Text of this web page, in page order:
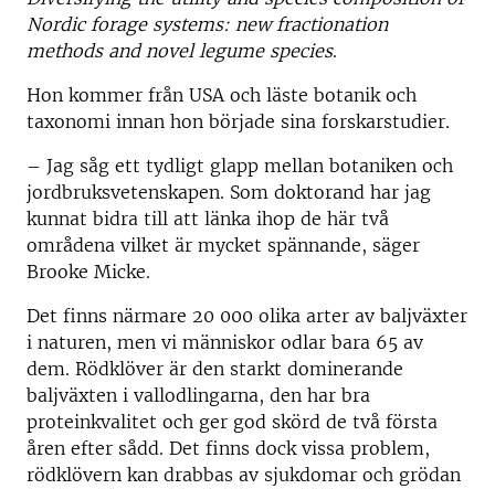
Nordic forage systems: new fractionation
methods and novel legume species.
Hon kommer från USA och läste botanik och
taxonomi innan hon började sina forskarstudier.
– Jag såg ett tydligt glapp mellan botaniken och
jordbruksvetenskapen. Som doktorand har jag
kunnat bidra till att länka ihop de här två
områdena vilket är mycket spännande, säger
Brooke Micke.
Det finns närmare 20 000 olika arter av baljväxter
i naturen, men vi människor odlar bara 65 av
dem. Rödklöver är den starkt dominerande
baljväxten i vallodlingarna, den har bra
proteinkvalitet och ger god skörd de två första
åren efter sådd. Det finns dock vissa problem,
rödklövern kan drabbas av sjukdomar och grödan